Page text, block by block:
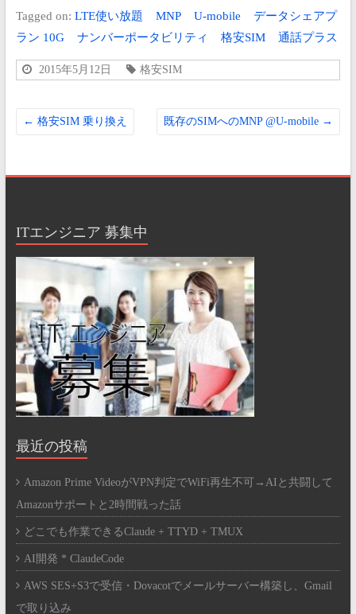
Tagged on: LTE使い放題 MNP U-mobile
データシェアプ
ラン 10G
ナンバーポータビリティ 格安SIM 通話プラス
2015年5月12日 格安SIM
← 格安SIM 乗り換え 既存のSIMへのMNP @U-mobile →
ITエンジニア 募集中
最近の投稿
Amazon Prime VideoがVPN判定でWiFi再生不可→AIと共闘して
Amazonサポートと2時間戦った話
どこでも作業できるClaude + TTYD + TMUX
AI開発 * ClaudeCode
AWS SES+S3で受信・Dovacotでメールサーバー構築し、Gmail
で取り込み